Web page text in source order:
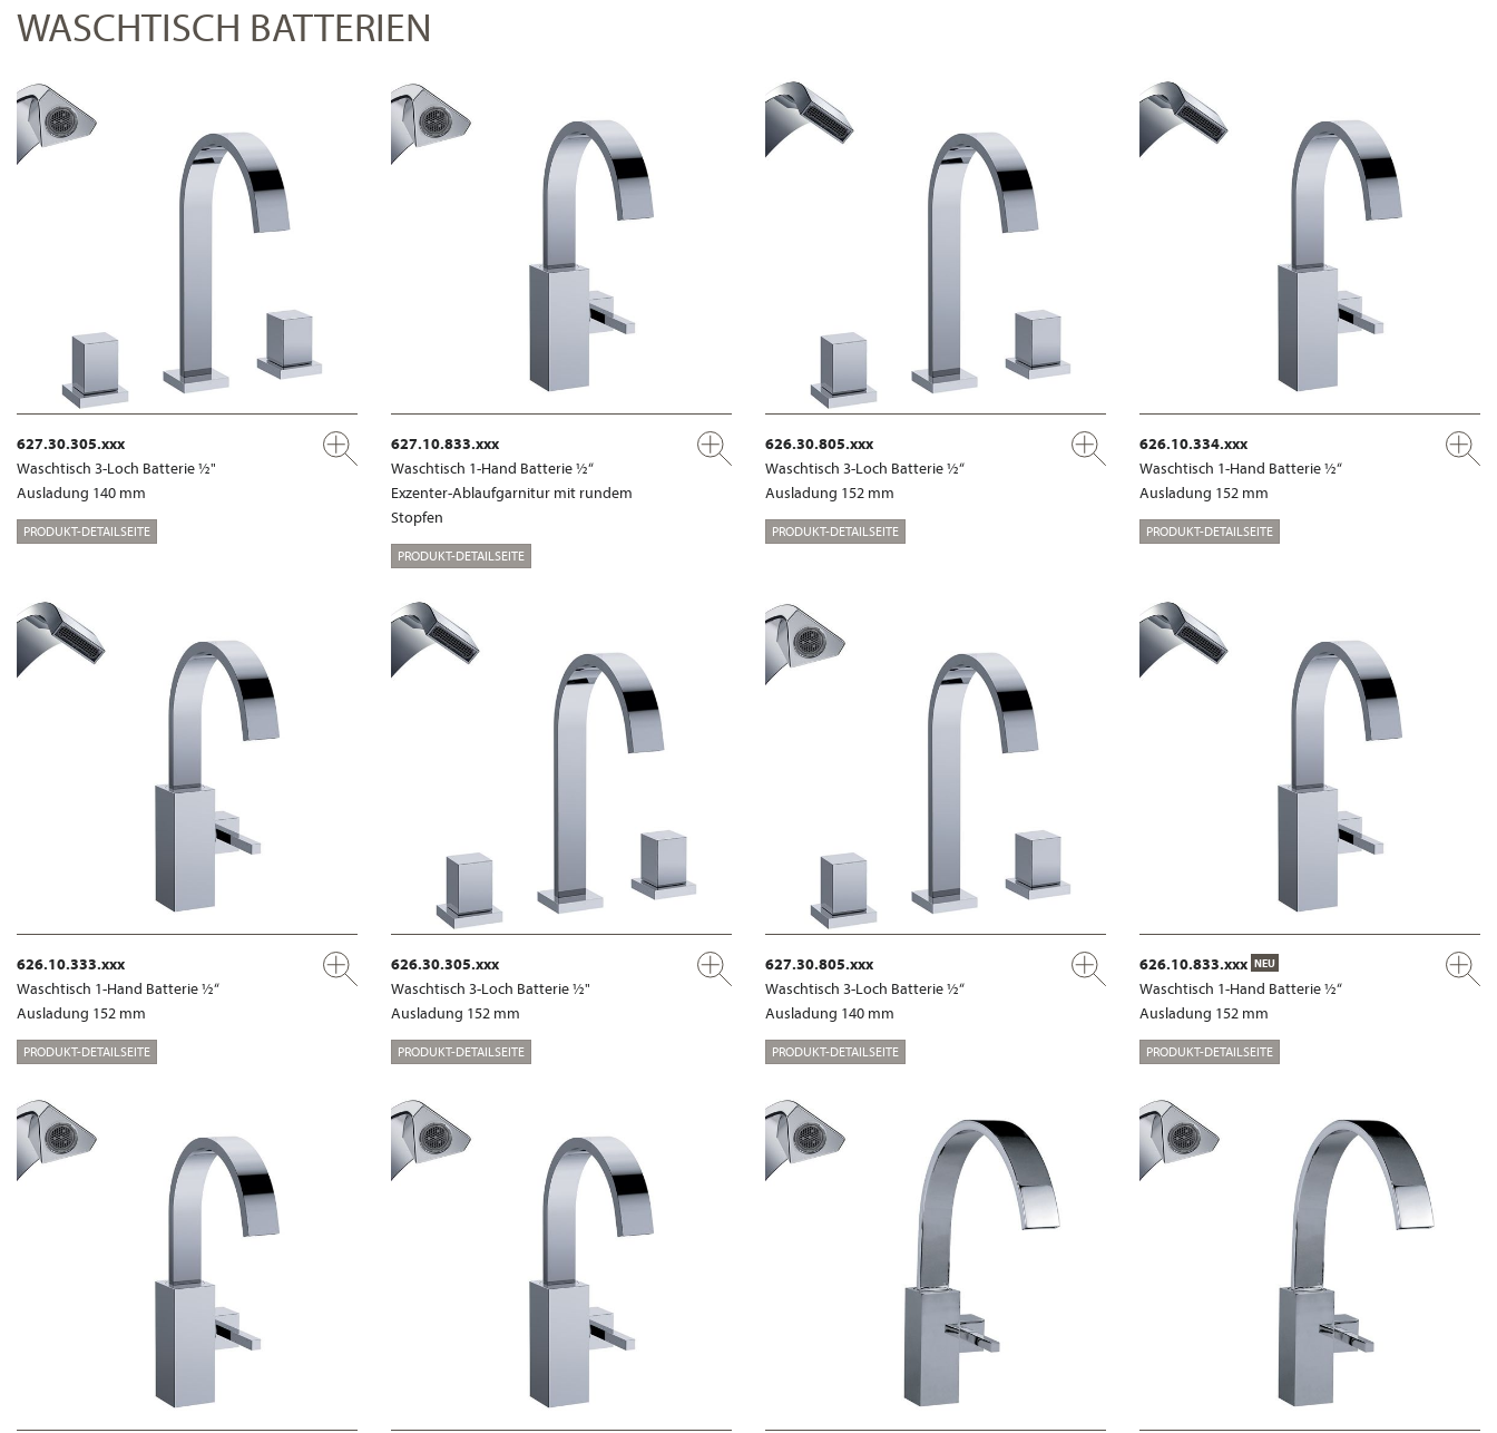
WASCHTISCH BATTERIEN
627.30.305.xxx
Waschtisch 3-Loch Batterie ½"
Ausladung 140 mm
PRODUKT-DETAILSEITE
627.10.833.xxx
Waschtisch 1-Hand Batterie ½“
Exzenter-Ablaufgarnitur mit rundem
Stopfen
PRODUKT-DETAILSEITE
626.30.805.xxx
Waschtisch 3-Loch Batterie ½“
Ausladung 152 mm
PRODUKT-DETAILSEITE
626.10.334.xxx
Waschtisch 1-Hand Batterie ½“
Ausladung 152 mm
PRODUKT-DETAILSEITE
626.10.333.xxx
Waschtisch 1-Hand Batterie ½“
Ausladung 152 mm
PRODUKT-DETAILSEITE
626.30.305.xxx
Waschtisch 3-Loch Batterie ½"
Ausladung 152 mm
PRODUKT-DETAILSEITE
627.30.805.xxx
Waschtisch 3-Loch Batterie ½“
Ausladung 140 mm
PRODUKT-DETAILSEITE
626.10.833.xxx NEU
Waschtisch 1-Hand Batterie ½“
Ausladung 152 mm
PRODUKT-DETAILSEITE